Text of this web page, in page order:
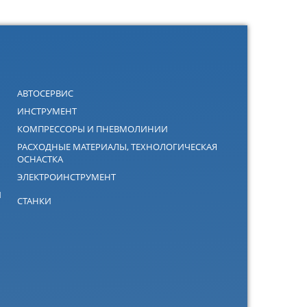
АВТОСЕРВИС
ИНСТРУМЕНТ
КОМПРЕССОРЫ И ПНЕВМОЛИНИИ
РАСХОДНЫЕ МАТЕРИАЛЫ, ТЕХНОЛОГИЧЕСКАЯ
ОСНАСТКА
ЭЛЕКТРОИНСТРУМЕНТ
СТАНКИ